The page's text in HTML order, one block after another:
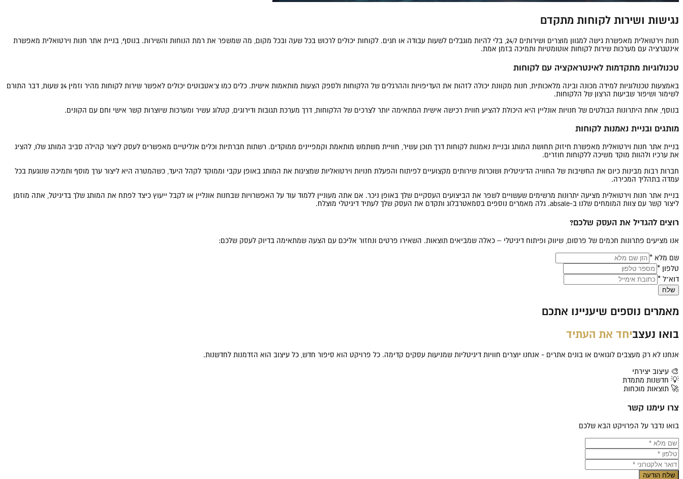
נגישות ושירות לקוחות מתקדם
חנות וירטואלית מאפשרת גישה למגוון מוצרים ושירותים 24/7, בלי להיות מוגבלים לשעות עבודה או חגים. לקוחות יכולים לרכוש בכל שעה ובכל מקום, מה שמשפר את רמת הנוחות והשירות. בנוסף, בניית אתר חנות וירטואלית מאפשרת
אינטגרציה עם מערכות שירות לקוחות אוטומטיות ותמיכה בזמן אמת.
טכנולוגיות מתקדמות לאינטראקציה עם לקוחות
באמצעות טכנולוגיות למידה מכונה ובינה מלאכותית, חנות מקוונת יכולה לזהות את העדיפויות וההרגלים של הלקוחות ולספק הצעות מותאמות אישית. כלים כמו צ'אטבוטים יכולים לאפשר שירות לקוחות מהיר וזמין 24 שעות, דבר התורם
לשימור ושיפור שביעות הרצון של הלקוחות.
בנוסף, אחת היתרונות הבולטים של חנויות אונליין היא היכולת להציע חווית רכישה אישית המתאימה יותר לצרכים של הלקוחות, דרך מערכת תגובות ודירוגים, קטלוג עשיר ומערכות שיוצרות קשר אישי וחם עם הקונים.
מותגים ובניית נאמנות לקוחות
בניית אתר חנות וירטואלית מאפשרת חיזוק תחושת המותג ובניית נאמנות לקוחות דרך תוכן עשיר, חוויית משתמש מותאמת וקמפיינים ממוקדים. רשתות חברתיות וכלים אנליטיים מאפשרים לעסק ליצור קהילה סביב המותג שלו, להציג
את ערכיו ולהוות מוקד משיכה ללקוחות חוזרים.
חברות רבות מבינות כיום את החשיבות של החוויה הדיגיטלית ושוכרות שירותים מקצועיים לפיתוח והפעלת חנויות וירטואליות שמציגות את המותג באופן עקבי וממוקד לקהל היעד, כשהמטרה היא ליצור ערך מוסף ותמיכה שנוגעת בכל
עמדה בתהליך המכירה.
בניית אתר חנות וירטואלית מציעה יתרונות מרשימים שעשויים לשפר את הביצועים העסקיים שלך באופן ניכר. אם אתה מעוניין ללמוד עוד על האפשרויות שבחנות אונליין או לקבל ייעוץ כיצד לפתח את המותג שלך בדיגיטל, אתה מוזמן
ליצור קשר עם צוות המומחים שלנו ב-absale. גלה מאמרים נוספים בסמאטרבלוג ותקדם את העסק שלך לעתיד דיגיטלי מוצלח.
רוצים להגדיל את העסק שלכם?
אנו מציעים פתרונות חכמים של פרסום, שיווק ופיתוח דיגיטלי – כאלה שמביאים תוצאות. השאירו פרטים ונחזור אליכם עם הצעה שמתאימה בדיוק לעסק שלכם:
שם מלא *
טלפון *
דוא"ל *
שלח
מאמרים נוספים שיעניינו אתכם
בואו נעצביחד את העתיד
אנחנו לא רק מעצבים לוגואים או בונים אתרים - אנחנו יוצרים חוויות דיגיטליות שמניעות עסקים קדימה. כל פרויקט הוא סיפור חדש, כל עיצוב הוא הזדמנות לחדשנות.
🎨 עיצוב יצירתי
💡 חדשנות מתמדת
🚀 תוצאות מוכחות
צרו עימנו קשר
בואו נדבר על הפרויקט הבא שלכם
שלח הודעה